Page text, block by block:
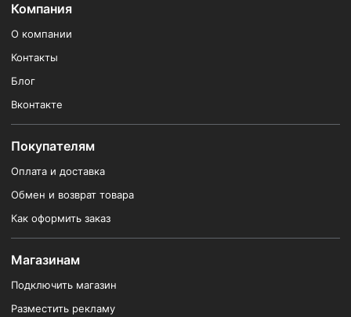
Компания
О компании
Контакты
Блог
Вконтакте
Покупателям
Оплата и доставка
Обмен и возврат товара
Как оформить заказ
Магазинам
Подключить магазин
Разместить рекламу